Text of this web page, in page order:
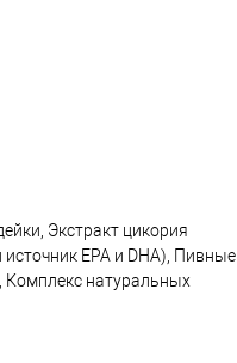
Экстракт цикория
EPA и DHA), Пивные
натуральных